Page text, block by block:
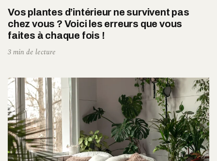
Vos plantes d’intérieur ne survivent pas
chez vous ? Voici les erreurs que vous
faites à chaque fois !
3 min de lecture